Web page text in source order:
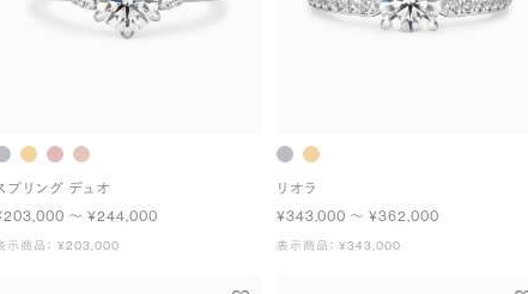
プリング デュオ
〜 ¥244,000
示商品： ¥203,000
リオラ
¥343,000 〜 ¥362,000
表示商品： ¥343,000